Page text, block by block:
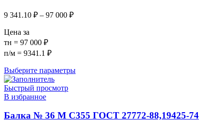
9 341.10 ₽ – 97 000 ₽
Цена за
тн = 97 000 ₽
п/м = 9341.1 ₽
Выберите параметры
Быстрый просмотр
В избранное
Балка № 36 М С355 ГОСТ 27772-88,19425-74